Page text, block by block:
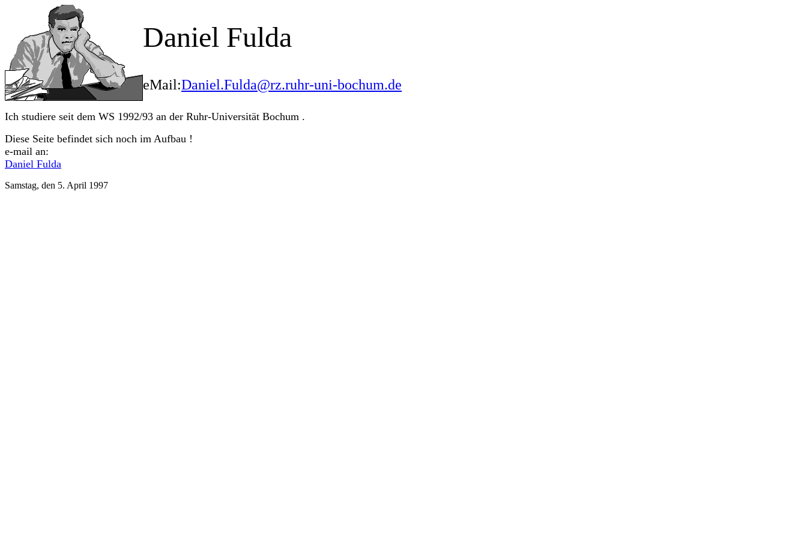
Daniel Fulda
eMail:Daniel.Fulda@rz.ruhr-uni-bochum.de
Ich studiere seit dem WS 1992/93 an der Ruhr-Universität Bochum .
Diese Seite befindet sich noch im Aufbau !
e-mail an:
Daniel Fulda
Samstag, den 5. April 1997